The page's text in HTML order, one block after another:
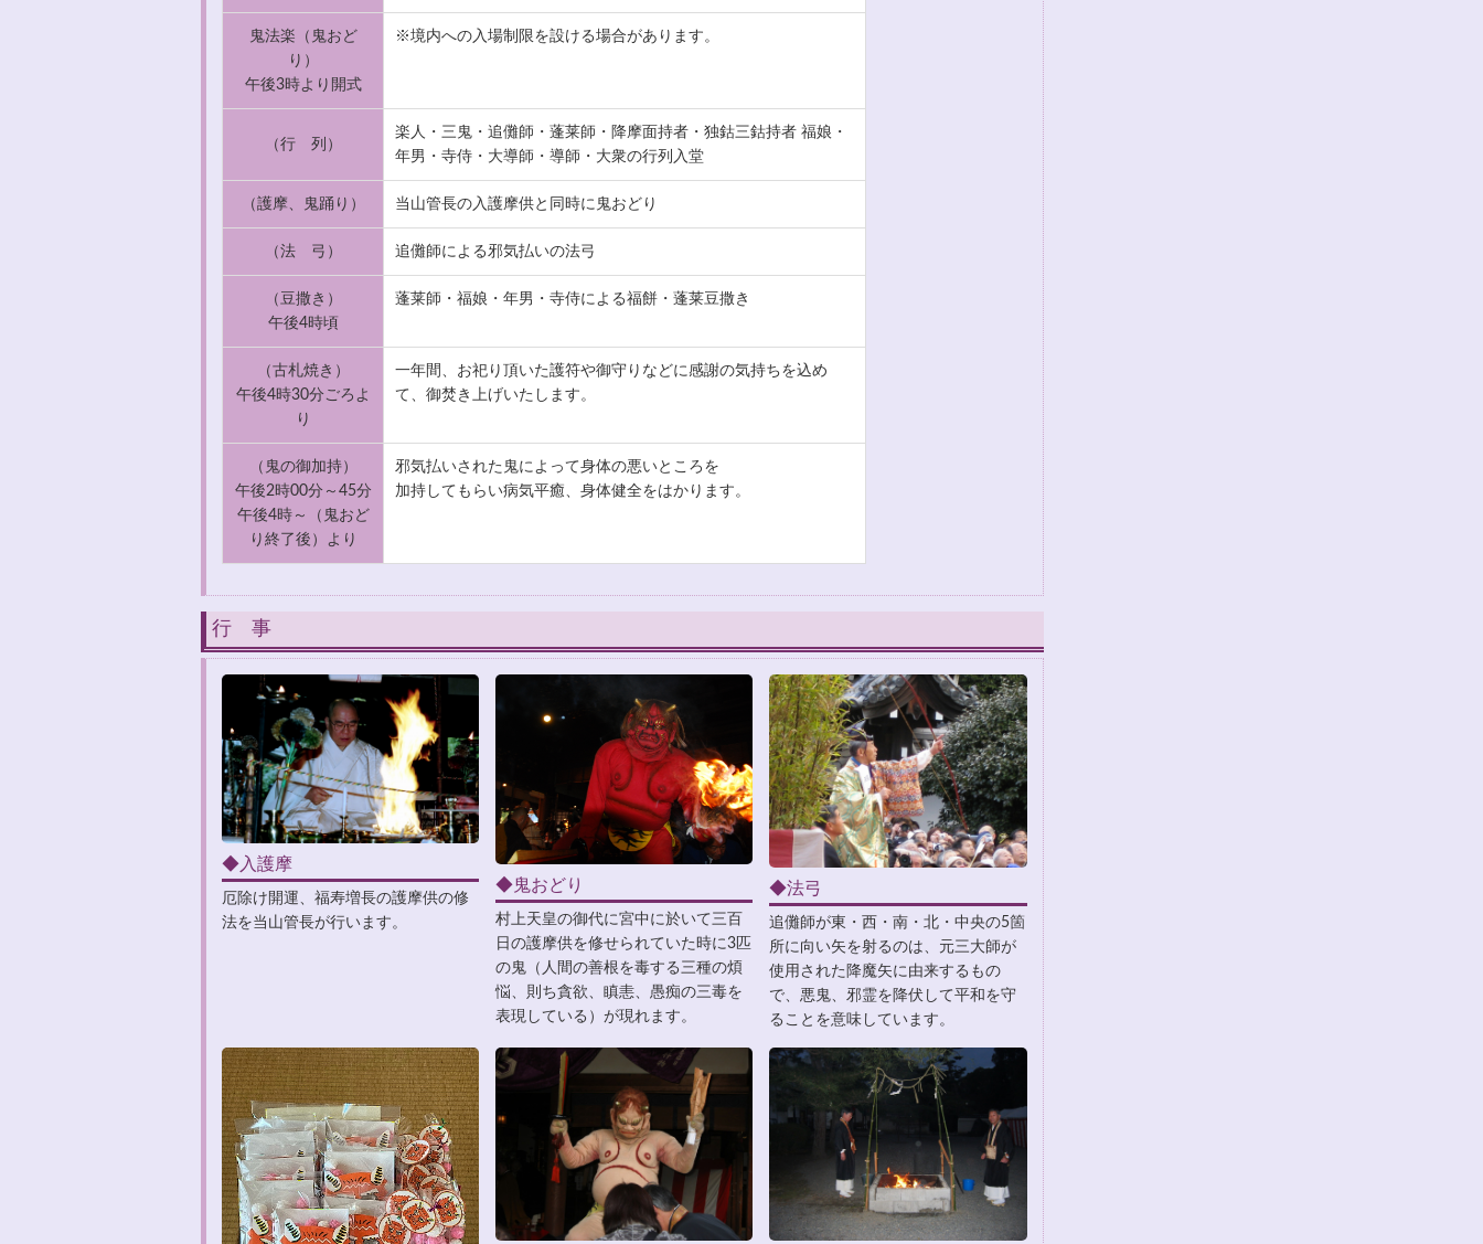
鬼法楽（鬼おど
り）
午後3時より開式
※境内への入場制限を設ける場合があります。
（行 列）
楽人・三鬼・追儺師・蓬莱師・降摩面持者・独鈷三鈷持者 福娘・
年男・寺侍・大導師・導師・大衆の行列入堂
（護摩、鬼踊り） 当山管長の入護摩供と同時に鬼おどり
（法 弓） 追儺師による邪気払いの法弓
（豆撒き）
午後4時頃
蓬莱師・福娘・年男・寺侍による福餅・蓬莱豆撒き
（古札焼き）
午後4時30分ごろよ
り
一年間、お祀り頂いた護符や御守りなどに感謝の気持ちを込め
て、御焚き上げいたします。
（鬼の御加持）
午後2時00分～45分
午後4時～（鬼おど
り終了後）より
邪気払いされた鬼によって身体の悪いところを
加持してもらい病気平癒、身体健全をはかります。
行 事
◆入護摩
厄除け開運、福寿増長の護摩供の修
法を当山管長が行います。
◆鬼おどり
村上天皇の御代に宮中に於いて三百
日の護摩供を修せられていた時に3匹
の鬼（人間の善根を毒する三種の煩
悩、則ち貪欲、瞋恚、愚痴の三毒を
表現している）が現れます。
◆法弓
追儺師が東・西・南・北・中央の5箇
所に向い矢を射るのは、元三大師が
使用された降魔矢に由来するもの
で、悪鬼、邪霊を降伏して平和を守
ることを意味しています。